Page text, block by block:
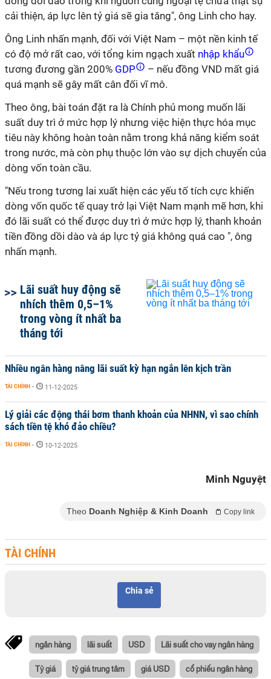
cải thiện, áp lực lên tỷ giá sẽ gia tăng", ông Linh cho hay.
Ông Linh nhấn mạnh, đối với Việt Nam – một nền kinh tế
có độ mở rất cao, với tổng kim ngạch xuất nhập khẩu
tương đương gần 200% GDP
– nếu đồng VND mất giá
quá mạnh sẽ gây mất cân đối vĩ mô.
Theo ông, bài toán đặt ra là Chính phủ mong muốn lãi
suất duy trì ở mức hợp lý nhưng việc hiện thực hóa mục
tiêu này không hoàn toàn nằm trong khả năng kiểm soát
trong nước, mà còn phụ thuộc lớn vào sự dịch chuyển của
dòng vốn toàn cầu.
"Nếu trong tương lai xuất hiện các yếu tố tích cực khiến
dòng vốn quốc tế quay trở lại Việt Nam mạnh mẽ hơn, khi
đó lãi suất có thể được duy trì ở mức hợp lý, thanh khoản
tiền đồng dồi dào và áp lực tỷ giá không quá cao ", ông
nhấn mạnh.
Lãi suất huy động sẽ
nhích thêm 0,5–1%
trong vòng ít nhất ba
tháng tới
Nhiều ngân hàng nâng lãi suất kỳ hạn ngắn lên kịch trần
TÀI CHÍNH - 11-12-2025
Lý giải các động thái bơm thanh khoản của NHNN, vì sao chính
sách tiền tệ khó đảo chiều?
TÀI CHÍNH - 10-12-2025
Minh Nguyệt
Theo Doanh Nghiệp & Kinh Doanh Copy link
TÀI CHÍNH
Chia sẻ
ngân hàng lãi suất USD Lãi suất cho vay ngân hàng
Tỷ giá tỷ giá trung tâm giá USD cổ phiếu ngân hàng